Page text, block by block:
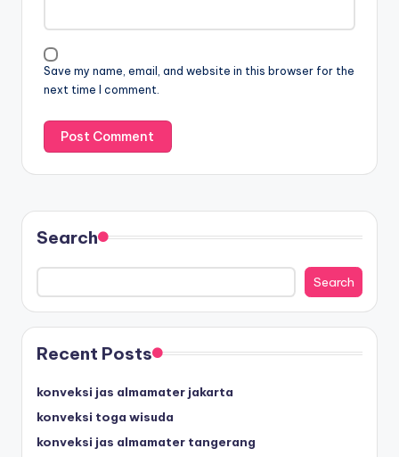
Save my name, email, and website in this browser for the
next time I comment.
Search
Search
Recent Posts
konveksi jas almamater jakarta
konveksi toga wisuda
konveksi jas almamater tangerang